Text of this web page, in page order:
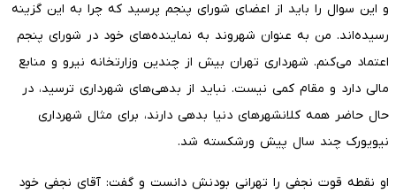
و این سوال را باید از اعضای شورای پنجم پرسید که چرا به این گزینه
رسیده‌اند. من به عنوان شهروند به نماینده‌های خود در شورای پنجم
اعتماد می‌کنم. شهرداری تهران بیش از چندین وزارتخانه نیرو و منابع
مالی دارد و مقام کمی نیست. نباید از بدهی‌های شهرداری ترسید، در
حال حاضر همه کلانشهرهای دنیا بدهی دارند، برای مثال شهرداری
نیویورک چند سال پیش ورشکسته شد.
او نقطه قوت نجفی را تهرانی بودنش دانست و گفت: آقای نجفی خود